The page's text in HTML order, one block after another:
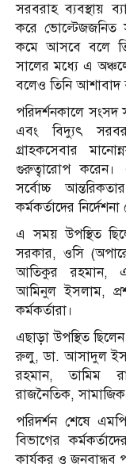
সরবরাহ ব্যবস্থায়
করে ভোল্টেজজনিত
কমে আসবে বলে
সালের মধ্যে এ
বলেও তিনি আশাবাদ
পরিদর্শনকালে সংসদ
এবং বিদ্যুৎ
গ্রাহকসেবার
গুরুত্বারোপ করেন।
সর্বোচ্চ
কর্মকর্তাদের নির্দেশনা
এ সময় উপস্থিত
সরকার, ওসি
আতিকুর রহমান,
আমিনুল ইসলাম,
কর্মকর্তারা।
এছাড়া উপস্থিত
রুলু, ডা. আসাদুল
রহমান, তামিম
রাজনৈতিক,
পরিদর্শন শেষে
বিভাগের
কার্যকর ও জনবান্ধব